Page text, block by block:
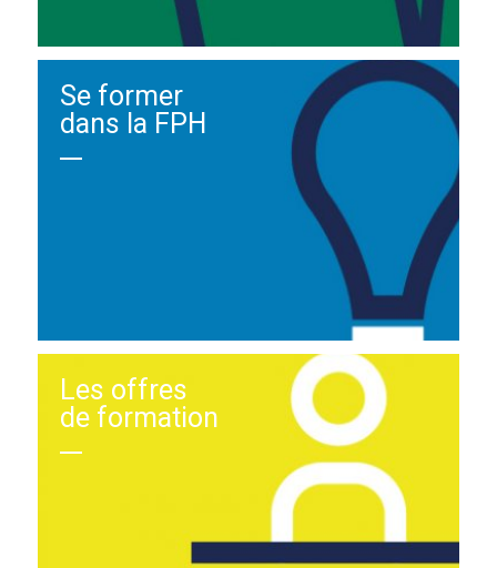
Se former
dans la FPH
Les offres
de formation